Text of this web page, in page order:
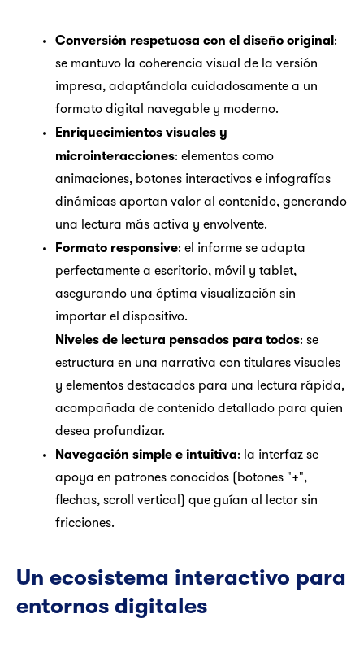
Conversión respetuosa con el diseño original :
se mantuvo la coherencia visual de la versión
impresa, adaptándola cuidadosamente a un
formato digital navegable y moderno.
Enriquecimientos visuales y
microinteracciones: elementos como
animaciones, botones interactivos e infografías
dinámicas aportan valor al contenido, generando
una lectura más activa y envolvente.
Formato responsive: el informe se adapta
perfectamente a escritorio, móvil y tablet,
asegurando una óptima visualización sin
importar el dispositivo.
Niveles de lectura pensados para todos: se
estructura en una narrativa con titulares visuales
y elementos destacados para una lectura rápida,
acompañada de contenido detallado para quien
desea profundizar.
Navegación simple e intuitiva: la interfaz se
apoya en patrones conocidos (botones "+",
flechas, scroll vertical) que guían al lector sin
fricciones.
Un ecosistema interactivo para
entornos digitales